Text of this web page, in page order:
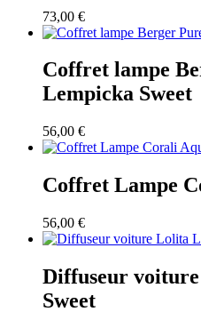
73,00 €
Coffret lampe
Lempicka Sweet
56,00 €
Coffret Lampe
56,00 €
Diffuseur
Sweet